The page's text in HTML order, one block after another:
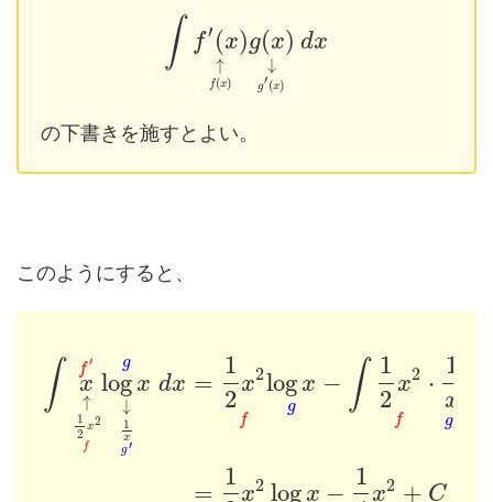
∫ f′ (x)
↑
f(x)
g(x)
↓
g′(x)
dx
の下書きを施すとよい。
このようにすると、
∫ x
f′
↑
f
1
2
x2
log x
g
↓
g ′
1
x
dx =
1
2
x2
f
logx
g
− ∫
1
2
x2
f
⋅
1
x
g
=
1
x2 log x −
1
x2 + C